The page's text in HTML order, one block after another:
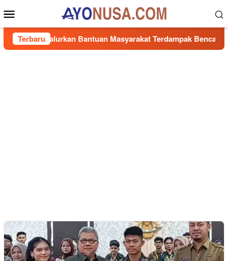
ke
kontenMobile
Terbaru
Salurkan Bantuan Masyarakat Terdampak Bencana Banjir